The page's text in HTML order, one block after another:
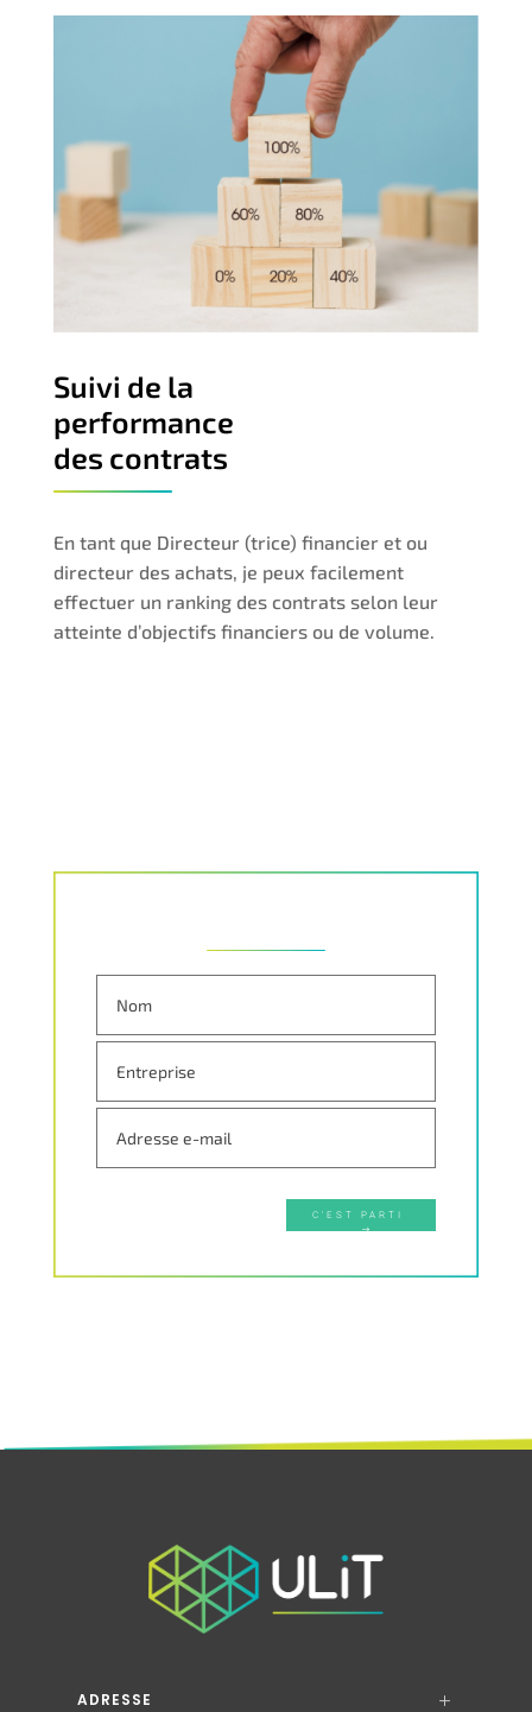
Suivi de la
performance
des contrats
En tant que Directeur (trice) financier et ou
directeur des achats, je peux facilement
effectuer un ranking des contrats selon leur
atteinte d’objectifs financiers ou de volume.
C'EST PARTI
ADRESSE